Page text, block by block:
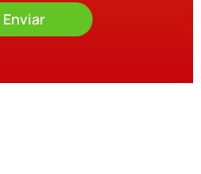
Enviar